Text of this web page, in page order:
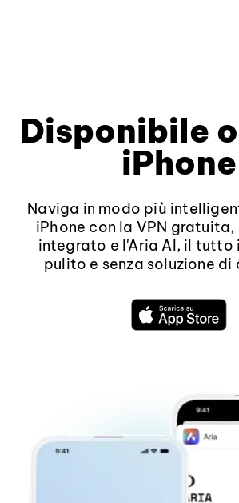
Disponibile
iPhone
Naviga in modo più
iPhone con la VPN gratuita,
integrato e l'Aria AI, il tutto
pulito e senza soluzione